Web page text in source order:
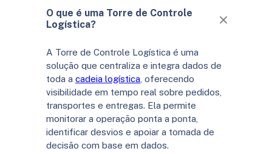
O que é uma Torre de Controle
Logística?
A Torre de Controle Logística é uma
solução que centraliza e integra dados de
toda a cadeia logística , oferecendo
visibilidade em tempo real sobre pedidos,
transportes e entregas. Ela permite
monitorar a operação ponta a ponta,
identificar desvios e apoiar a tomada de
decisão com base em dados.